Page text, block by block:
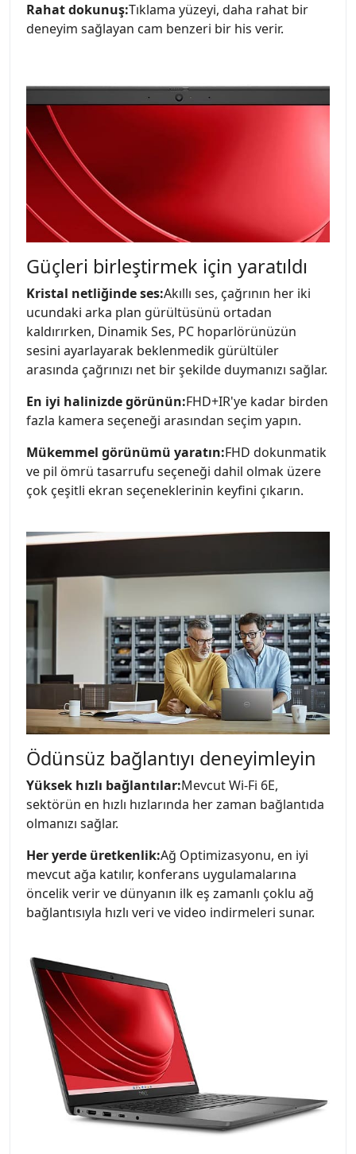
Rahat dokunuş:Tıklama yüzeyi, daha rahat bir
deneyim sağlayan cam benzeri bir his verir.
Güçleri birleştirmek için yaratıldı
Kristal netliğinde ses:Akıllı ses, çağrının her iki
ucundaki arka plan gürültüsünü ortadan
kaldırırken, Dinamik Ses, PC hoparlörünüzün
sesini ayarlayarak beklenmedik gürültüler
arasında çağrınızı net bir şekilde duymanızı sağlar.
En iyi halinizde görünün:FHD+IR'ye kadar birden
fazla kamera seçeneği arasından seçim yapın.
Mükemmel görünümü yaratın:FHD dokunmatik
ve pil ömrü tasarrufu seçeneği dahil olmak üzere
çok çeşitli ekran seçeneklerinin keyfini çıkarın.
Ödünsüz bağlantıyı deneyimleyin
Yüksek hızlı bağlantılar:Mevcut Wi-Fi 6E,
sektörün en hızlı hızlarında her zaman bağlantıda
olmanızı sağlar.
Her yerde üretkenlik:Ağ Optimizasyonu, en iyi
mevcut ağa katılır, konferans uygulamalarına
öncelik verir ve dünyanın ilk eş zamanlı çoklu ağ
bağlantısıyla hızlı veri ve video indirmeleri sunar.